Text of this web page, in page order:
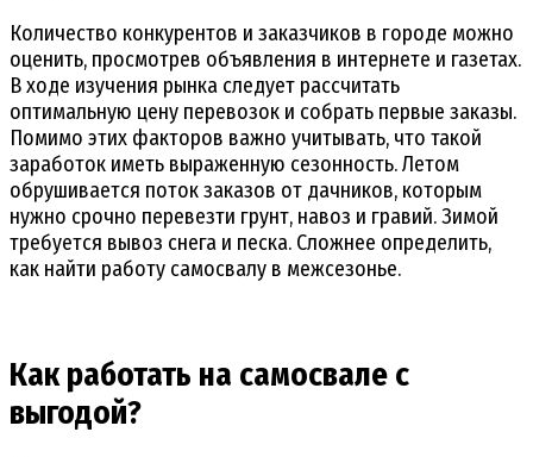
Количество конкурентов и заказчиков в городе можно
оценить, просмотрев объявления в интернете и газетах.
В ходе изучения рынка следует рассчитать
оптимальную цену перевозок и собрать первые заказы.
Помимо этих факторов важно учитывать, что такой
заработок иметь выраженную сезонность. Летом
обрушивается поток заказов от дачников, которым
нужно срочно перевезти грунт, навоз и гравий. Зимой
требуется вывоз снега и песка. Сложнее определить,
как найти работу самосвалу в межсезонье.
Как работать на самосвале с
выгодой?